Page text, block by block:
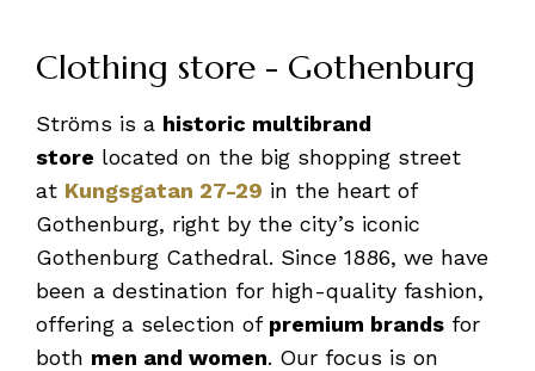
Clothing store - Gothenburg
Ströms is a historic multibrand
store located on the big shopping street
at Kungsgatan 27-29 in the heart of
Gothenburg, right by the city’s iconic
Gothenburg Cathedral. Since 1886, we have
been a destination for high-quality fashion,
offering a selection of premium brands for
both men and women. Our focus is on